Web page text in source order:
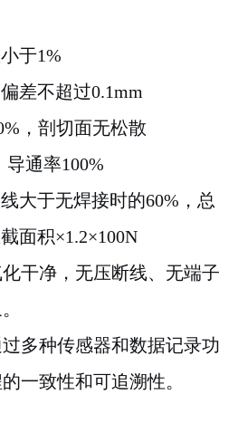
于1%
差不超过0.1mm
，剖切面无松散
通率100%
大于无焊接时的60%，总
面积×1.2×100N
化干净，无压断线、无端子
过多种传感器和数据记录功
一致性和可追溯性。